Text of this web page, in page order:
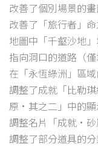
改善了個別場景的畫
改善了「旅行者」
地圖中「千壑沙地
指向洞口的道路（
在「永恆綠洲」區
調整了成就「比勒
原·其之二」中的顯
調整名片「成就·
調整了部分道具的分